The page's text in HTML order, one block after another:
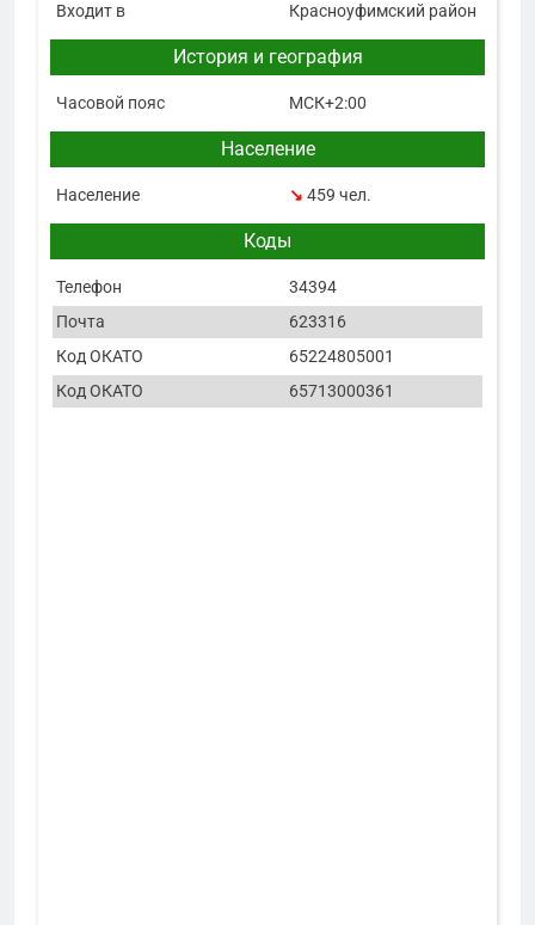
Входит в
Красноуфимский район
История и география
Часовой пояс МСК+2:00
Население
Население ↘ 459 чел.
Коды
Телефон
34394
Почта
623316
Код ОКАТО
65224805001
Код ОКАТО
65713000361